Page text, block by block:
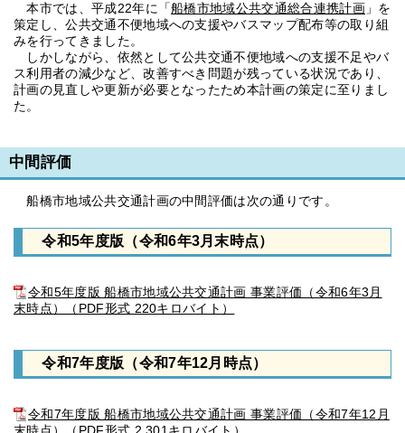
本市では、平成22年に「船橋市地域公共交通総合連携計画」を
策定し、公共交通不便地域への支援やバスマップ配布等の取り組
みを行ってきました。
しかしながら、依然として公共交通不便地域への支援不足やバ
ス利用者の減少など、改善すべき問題が残っている状況であり、
計画の見直しや更新が必要となったため本計画の策定に至りまし
た。
中間評価
船橋市地域公共交通計画の中間評価は次の通りです。
令和5年度版（令和6年3月末時点）
令和5年度版 船橋市地域公共交通計画 事業評価（令和6年3月
末時点）（PDF形式 220キロバイト）
令和7年度版（令和7年12月時点）
令和7年度版 船橋市地域公共交通計画 事業評価（令和7年12月